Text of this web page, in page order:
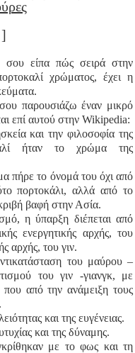
σου είπα πώς σειρά στην
χρώματος, έχει η
παρουσιάζω έναν μικρό
επί αυτού στην Wikipedia:
και την φιλοσοφία της
ήταν το χρώμα της
πήρε το όνομά του όχι από
πορτοκάλι, αλλά από το
βαφή στην Ασία.
η ύπαρξη διέπεται από
ενεργητικής αρχής, του
αρχής, του γιν.
του μαύρου –
του γιν -γιανγκ, με
από την ανάμειξη τους
και της ευγένειας.
και της δύναμης.
με το φως και τη